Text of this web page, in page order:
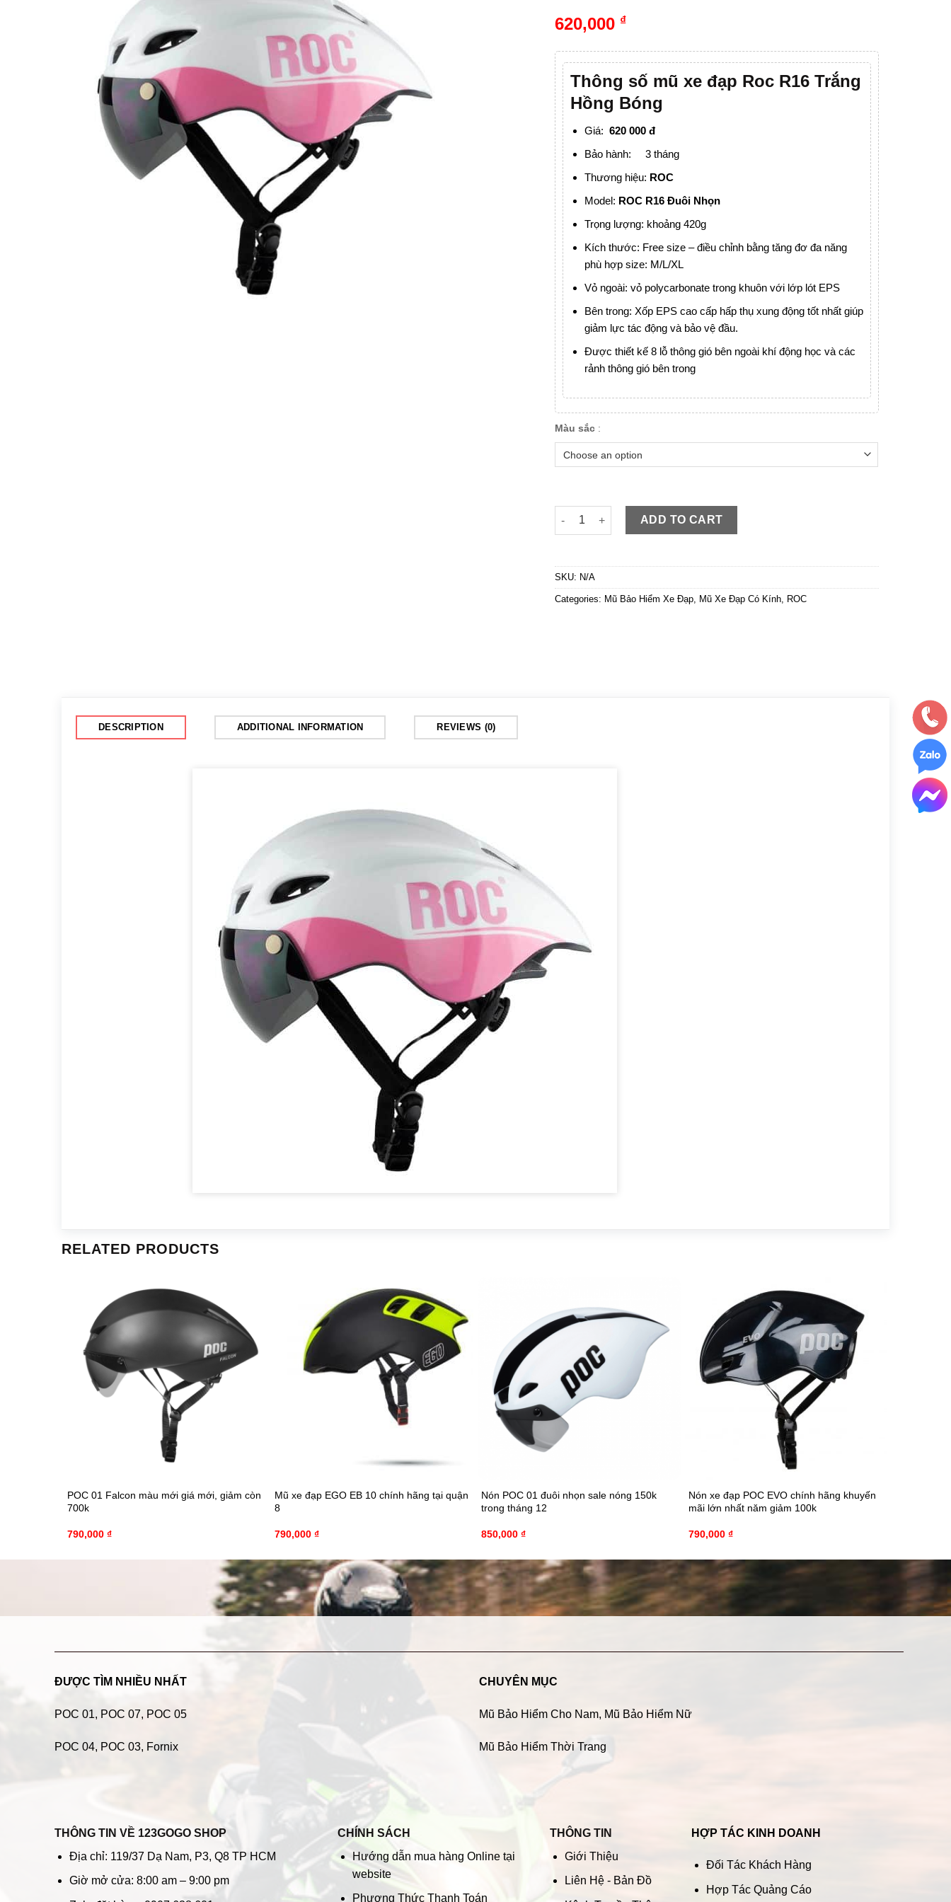
620,000 ₫
Thông số mũ xe đạp Roc R16 Trắng
Hồng Bóng
Giá: 620 000 đ
Bảo hành: 3 tháng
Thương hiệu: ROC
Model: ROC R16 Đuôi Nhọn
Trọng lượng: khoảng 420g
Kích thước: Free size – điều chỉnh bằng tăng đơ đa năng
phù hợp size: M/L/XL
Vỏ ngoài: vỏ polycarbonate trong khuôn với lớp lót EPS
Bên trong: Xốp EPS cao cấp hấp thụ xung động tốt nhất giúp
giảm lực tác động và bảo vệ đầu.
Được thiết kế 8 lỗ thông gió bên ngoài khí động học và các
rảnh thông gió bên trong
Màu sắc :
ROC R16 Trắng Hồng-Nón xe đạp thể thao kính nam châm cho nữ quantity
ADD TO CART
SKU: N/A
Categories: Mũ Bảo Hiểm Xe Đạp, Mũ Xe Đạp Có Kính, ROC
DESCRIPTION ADDITIONAL INFORMATION REVIEWS (0)
RELATED PRODUCTS
POC 01 Falcon màu mới giá mới, giảm còn
700k
790,000 ₫
Mũ xe đạp EGO EB 10 chính hãng tại quận
8
790,000 ₫
Nón POC 01 đuôi nhọn sale nóng 150k
trong tháng 12
850,000 ₫
Nón xe đạp POC EVO chính hãng khuyến
mãi lớn nhất năm giảm 100k
790,000 ₫
ĐƯỢC TÌM NHIỀU NHẤT
POC 01, POC 07, POC 05
POC 04, POC 03, Fornix
CHUYÊN MỤC
Mũ Bảo Hiểm Cho Nam, Mũ Bảo Hiểm Nữ
Mũ Bảo Hiểm Thời Trang
THÔNG TIN VỀ 123GOGO SHOP
Địa chỉ: 119/37 Dạ Nam, P3, Q8 TP HCM
Giờ mở cửa: 8:00 am – 9:00 pm
CHÍNH SÁCH
Hướng dẫn mua hàng Online tại
website
Phương Thức Thanh Toán
THÔNG TIN
Giới Thiệu
Liên Hệ - Bản Đồ
HỢP TÁC KINH DOANH
Đối Tác Khách Hàng
Hợp Tác Quảng Cáo